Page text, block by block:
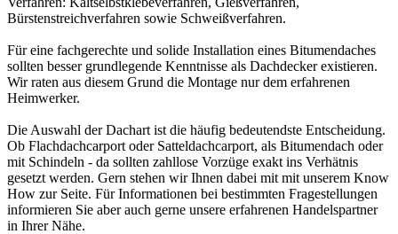
Bürstenstreichverfahren sowie Schweißverfahren.
Für eine fachgerechte und solide Installation eines Bitumendaches
sollten besser grundlegende Kenntnisse als Dachdecker existieren.
Wir raten aus diesem Grund die Montage nur dem erfahrenen
Heimwerker.
Die Auswahl der Dachart ist die häufig bedeutendste Entscheidung.
Ob Flachdachcarport oder Satteldachcarport, als Bitumendach oder
mit Schindeln - da sollten zahllose Vorzüge exakt ins Verhätnis
gesetzt werden. Gern stehen wir Ihnen dabei mit mit unserem Know
How zur Seite. Für Informationen bei bestimmten Fragestellungen
informieren Sie aber auch gerne unsere erfahrenen Handelspartner
in Ihrer Nähe.